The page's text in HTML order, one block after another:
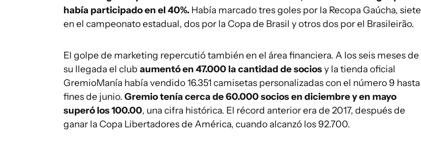
había participado en el 40%. Había marcado tres goles por la Recopa Gaúcha, siete
en el campeonato estadual, dos por la Copa de Brasil y otros dos por el Brasileirão.
El golpe de marketing repercutió también en el área financiera. A los seis meses de
su llegada el club aumentó en 47.000 la cantidad de sociosy la tienda oficial
GremioManía había vendido 16.351 camisetas personalizadas con el número 9 hasta
fines de junio. Gremio tenía cerca de 60.000 socios en diciembre y en mayo
superó los 100.00, una cifra histórica. El récord anterior era de 2017, después de
ganar la Copa Libertadores de América, cuando alcanzó los 92.700.